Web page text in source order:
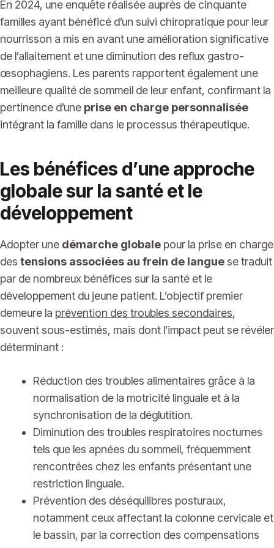
En 2024, une enquête réalisée auprès de cinquante
familles ayant bénéficé d’un suivi chiropratique pour leur
nourrisson a mis en avant une amélioration significative
de l’allaitement et une diminution des reflux gastro-
œsophagiens. Les parents rapportent également une
meilleure qualité de sommeil de leur enfant, confirmant la
pertinence d’une prise en charge personnalisée
intégrant la famille dans le processus thérapeutique.
Les bénéfices d’une approche
globale sur la santé et le
développement
Adopter une démarche globale pour la prise en charge
des tensions associées au frein de langue se traduit
par de nombreux bénéfices sur la santé et le
développement du jeune patient. L’objectif premier
demeure la prévention des troubles secondaires,
souvent sous-estimés, mais dont l’impact peut se révéler
déterminant :
Réduction des troubles alimentaires grâce à la
normalisation de la motricité linguale et à la
synchronisation de la déglutition.
Diminution des troubles respiratoires nocturnes
tels que les apnées du sommeil, fréquemment
rencontrées chez les enfants présentant une
restriction linguale.
Prévention des déséquilibres posturaux,
notamment ceux affectant la colonne cervicale et
le bassin, par la correction des compensations